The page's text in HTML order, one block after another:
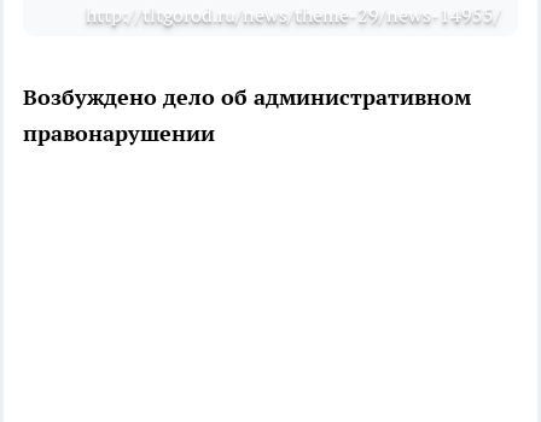
http://tltgorod.ru/news/theme-29/news-14955/
Возбуждено дело об административном
правонарушении